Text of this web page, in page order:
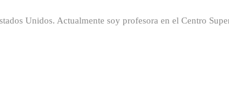
Unidos. Actualmente soy profesora en el Centro